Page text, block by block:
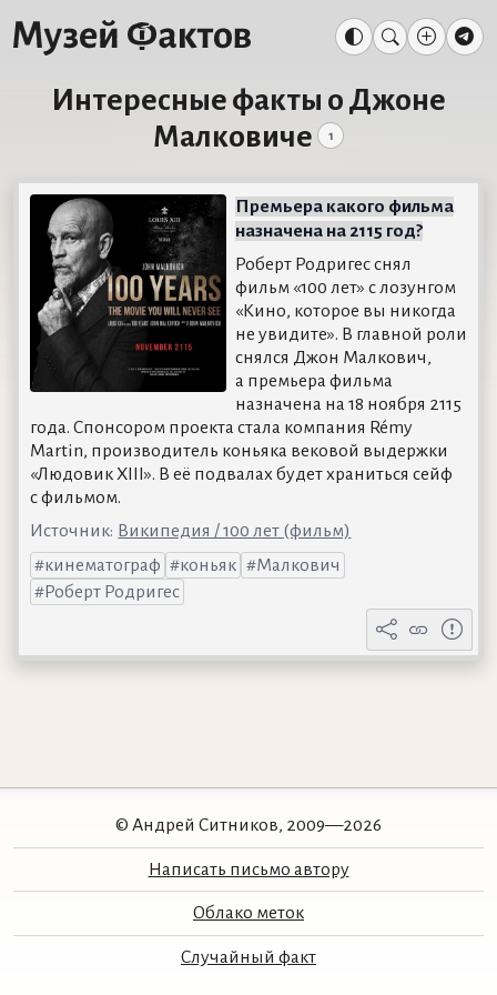
Интересные факты о Джоне
Малковиче
1
Премьера какого фильма
назначена на 2115 год?
Роберт Родригес снял
фильм «100 лет» с лозунгом
«Кино, которое вы никогда
не увидите». В главной роли
снялся Джон Малкович,
а премьера фильма
назначена на 18 ноября 2115
года. Спонсором проекта стала компания Rémy
Martin, производитель коньяка вековой выдержки
«Людовик XIII». В её подвалах будет храниться сейф
с фильмом.
Источник: Википедия / 100 лет (фильм)
кинематограф
коньяк
Малкович
Роберт Родригес
© Андрей Ситников, 2009—2026
Написать письмо автору
Облако меток
Случайный факт